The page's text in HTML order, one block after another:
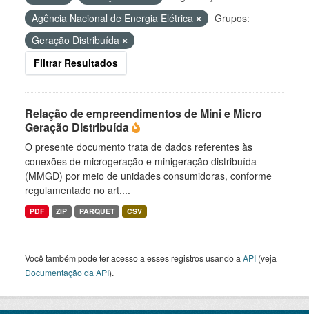
Agência Nacional de Energia Elétrica
Grupos:
Geração Distribuída
Filtrar Resultados
Relação de empreendimentos de Mini e Micro
Geração Distribuída
O presente documento trata de dados referentes às
conexões de microgeração e minigeração distribuída
(MMGD) por meio de unidades consumidoras, conforme
regulamentado no art....
PDF ZIP PARQUET CSV
Você também pode ter acesso a esses registros usando a API (veja
Documentação da API).